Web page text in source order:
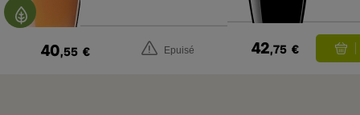
40,55 € Epuisé 42,75 €